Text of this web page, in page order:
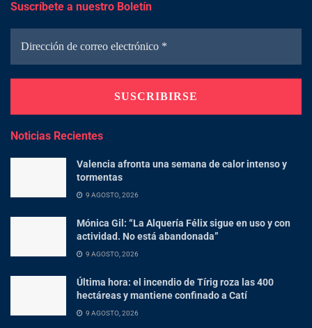
Suscríbete a nuestro Boletín
Noticias Recientes
Valencia afronta una semana de calor intenso y
tormentas
9 AGOSTO, 2026
Mónica Gil: “La Alquería Félix sigue en uso y con
actividad. No está abandonada”
9 AGOSTO, 2026
Última hora: el incendio de Tírig roza las 400
hectáreas y mantiene confinado a Catí
9 AGOSTO, 2026